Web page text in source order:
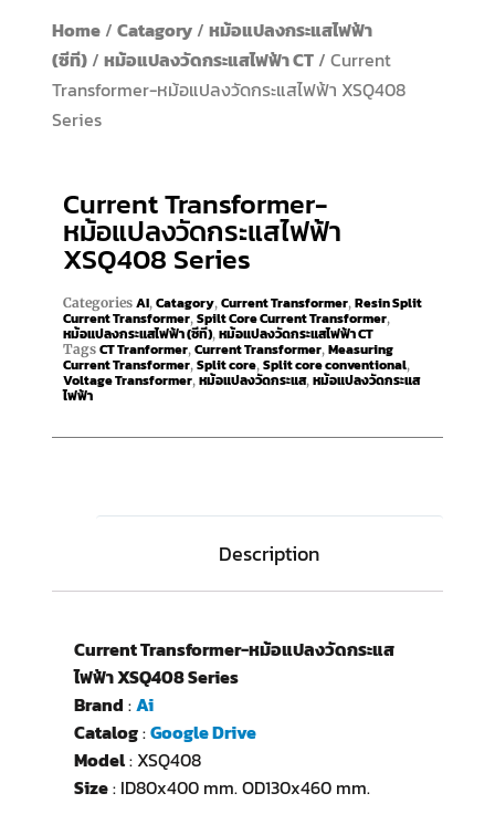
Home/ Catagory/ หม้อแปลงกระแสไฟฟ้า
(ซีที)/ หม้อแปลงวัดกระแสไฟฟ้า CT/ Current
Transformer-หม้อแปลงวัดกระแสไฟฟ้า XSQ408
Series
Current Transformer-
หม้อแปลงวัดกระแสไฟฟ้า
XSQ408 Series
Categories AI, Catagory, Current Transformer, Resin Split
Current Transformer, Spilt Core Current Transformer,
หม้อแปลงกระแสไฟฟ้า (ซีที), หม้อแปลงวัดกระแสไฟฟ้า CT
Tags CT Tranformer, Current Transformer, Measuring
Current Transformer, Split core, Split core conventional,
Voltage Transformer, หม้อแปลงวัดกระแส, หม้อแปลงวัดกระแส
ไฟฟ้า
Description
Current Transformer-หม้อแปลงวัดกระแส
ไฟฟ้า XSQ408 Series
Brand :Ai
Catalog:Google Drive
Model: XSQ408
Size: ID80x400 mm. OD130x460 mm.